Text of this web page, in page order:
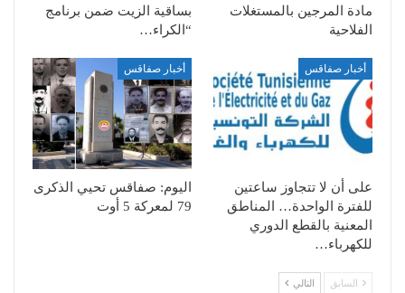
مادة المرجين بالمستغلات
الفلاحية
بساقية الزيت ضمن برنامج
“الكراء…
أخبار صفاقس
على أن لا تتجاوز ساعتين
للفترة الواحدة… المناطق
المعنية بالقطع الدوري
للكهرباء…
أخبار صفاقس
اليوم: صفاقس تحيي الذكرى
79 لمعركة 5 أوت
السابق التالي